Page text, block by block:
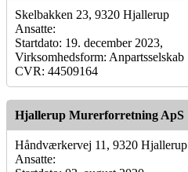
Skelbakken 23, 9320 Hjallerup
Ansatte:
Startdato: 19. december 2023,
Virksomhedsform: Anpartsselskab
CVR: 44509164
Hjallerup Murerforretning ApS
Håndværkervej 11, 9320 Hjallerup
Ansatte: